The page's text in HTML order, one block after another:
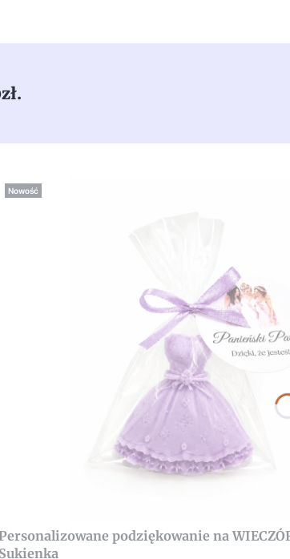
Nowość
podziękowanie na
Sukienka